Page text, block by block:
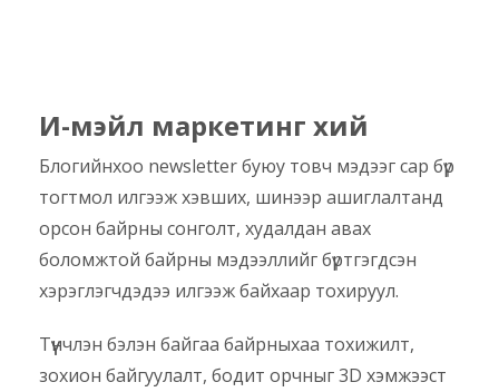
И-мэйл маркетинг хий
Блогийнхоо newsletter буюу товч мэдээг сар бүр
тогтмол илгээж хэвших, шинээр ашиглалтанд
орсон байрны сонголт, худалдан авах
боломжтой байрны мэдээллийг бүртгэгдсэн
хэрэглэгчдэдээ илгээж байхаар тохируул.
Түүнчлэн бэлэн байгаа байрныхаа тохижилт,
зохион байгуулалт, бодит орчныг 3D хэмжээст